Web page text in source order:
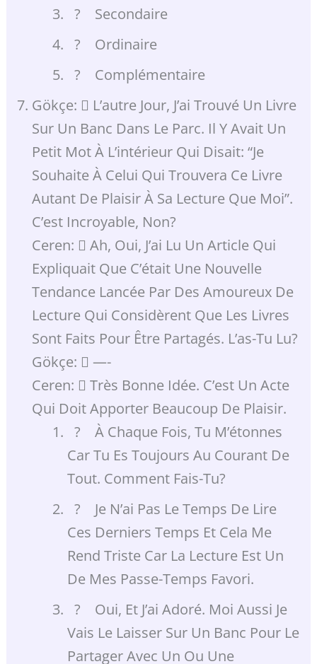
? Secondaire
? Ordinaire
? Complémentaire
Gökçe:  L’autre Jour, J’ai Trouvé Un Livre
Sur Un Banc Dans Le Parc. Il Y Avait Un
Petit Mot À L’intérieur Qui Disait: “je
Souhaite À Celui Qui Trouvera Ce Livre
Autant De Plaisir À Sa Lecture Que Moi”.
C’est Incroyable, Non?
Ceren:  Ah, Oui, J’ai Lu Un Article Qui
Expliquait Que C’était Une Nouvelle
Tendance Lancée Par Des Amoureux De
Lecture Qui Considèrent Que Les Livres
Sont Faits Pour Être Partagés. L’as-Tu Lu?
Gökçe:  —-
Ceren:  Très Bonne Idée. C’est Un Acte
Qui Doit Apporter Beaucoup De Plaisir.
? À Chaque Fois, Tu M’étonnes
Car Tu Es Toujours Au Courant De
Tout. Comment Fais-Tu?
? Je N’ai Pas Le Temps De Lire
Ces Derniers Temps Et Cela Me
Rend Triste Car La Lecture Est Un
De Mes Passe-Temps Favori.
? Oui, Et J’ai Adoré. Moi Aussi Je
Vais Le Laisser Sur Un Banc Pour Le
Partager Avec Un Ou Une